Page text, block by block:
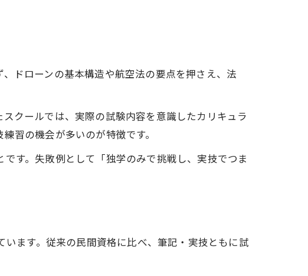
ガイド
点
解説
ドローンの基本構造や航空法の要点を押さえ、法
クールでは、実際の試験内容を意識したカリキュラ
習の機会が多いのが特徴です。
す。失敗例として「独学のみで挑戦し、実技でつま
ます。従来の民間資格に比べ、筆記・実技ともに試